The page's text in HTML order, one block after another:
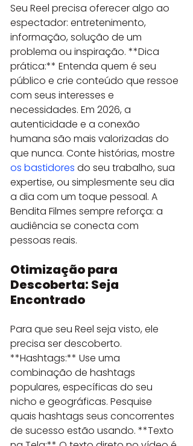
Seu Reel precisa oferecer algo ao
espectador: entretenimento,
informação, solução de um
problema ou inspiração. **Dica
prática:** Entenda quem é seu
público e crie conteúdo que ressoe
com seus interesses e
necessidades. Em 2026, a
autenticidade e a conexão
humana são mais valorizadas do
que nunca. Conte histórias, mostre
os bastidores do seu trabalho, sua
expertise, ou simplesmente seu dia
a dia com um toque pessoal. A
Bendita Filmes sempre reforça: a
audiência se conecta com
pessoas reais.
Otimização para
Descoberta: Seja
Encontrado
Para que seu Reel seja visto, ele
precisa ser descoberto.
**Hashtags:** Use uma
combinação de hashtags
populares, específicas do seu
nicho e geográficas. Pesquise
quais hashtags seus concorrentes
de sucesso estão usando. **Texto